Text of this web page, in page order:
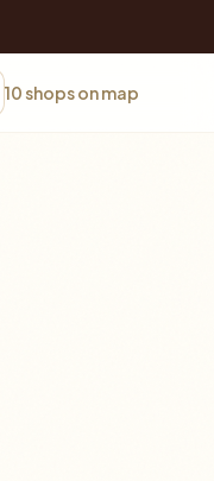
10 shops on map